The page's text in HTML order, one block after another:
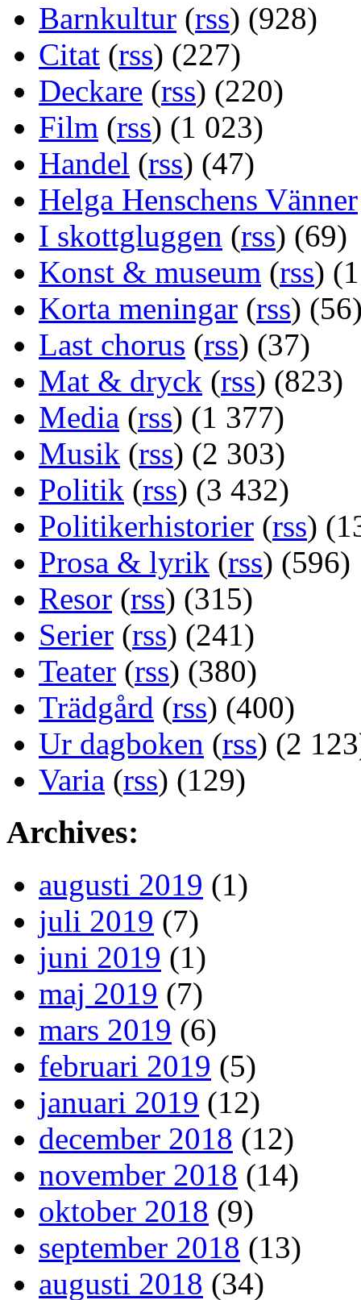
Barnkultur (rss) (928)
Citat (rss) (227)
Deckare (rss) (220)
Film (rss) (1 023)
Handel (rss) (47)
Helga Henschens Vänner
I skottgluggen (rss) (69)
Konst & museum (rss)
Korta meningar (rss)
Last chorus (rss) (37)
Mat & dryck (rss) (823)
Media (rss) (1 377)
Musik (rss) (2 303)
Politik (rss) (3 432)
Politikerhistorier (rss)
Prosa & lyrik (rss) (596)
Resor (rss) (315)
Serier (rss) (241)
Teater (rss) (380)
Trädgård (rss) (400)
Ur dagboken (rss) (2
Varia (rss) (129)
Archives:
augusti 2019 (1)
juli 2019 (7)
juni 2019 (1)
maj 2019 (7)
mars 2019 (6)
februari 2019 (5)
januari 2019 (12)
december 2018 (12)
november 2018 (14)
oktober 2018 (9)
september 2018 (13)
augusti 2018 (34)